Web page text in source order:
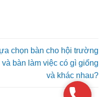
chọn bàn cho hội trường
và bàn làm việc có gì giống
và khác nhau?
Phone